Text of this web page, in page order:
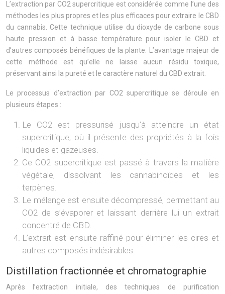
L’extraction par CO2 supercritique est considérée comme l’une des
méthodes les plus propres et les plus efficaces pour extraire le CBD
du cannabis. Cette technique utilise du dioxyde de carbone sous
haute pression et à basse température pour isoler le CBD et
d’autres composés bénéfiques de la plante. L’avantage majeur de
cette méthode est qu’elle ne laisse aucun résidu toxique,
préservant ainsi la pureté et le caractère naturel du CBD extrait.
Le processus d’extraction par CO2 supercritique se déroule en
plusieurs étapes :
Le CO2 est pressurisé jusqu’à atteindre un état
supercritique, où il présente des propriétés à la fois
liquides et gazeuses.
Ce CO2 supercritique est passé à travers la matière
végétale, dissolvant les cannabinoïdes et les
terpènes.
Le mélange est ensuite décompressé, permettant au
CO2 de s’évaporer et laissant derrière lui un extrait
concentré de CBD.
L’extrait est ensuite raffiné pour éliminer les cires et
autres composés indésirables.
Distillation fractionnée et chromatographie
Après l’extraction initiale, des techniques de purification